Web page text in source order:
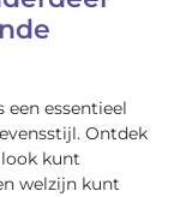
essentieel
Ontdek
kunt
welzijn kunt